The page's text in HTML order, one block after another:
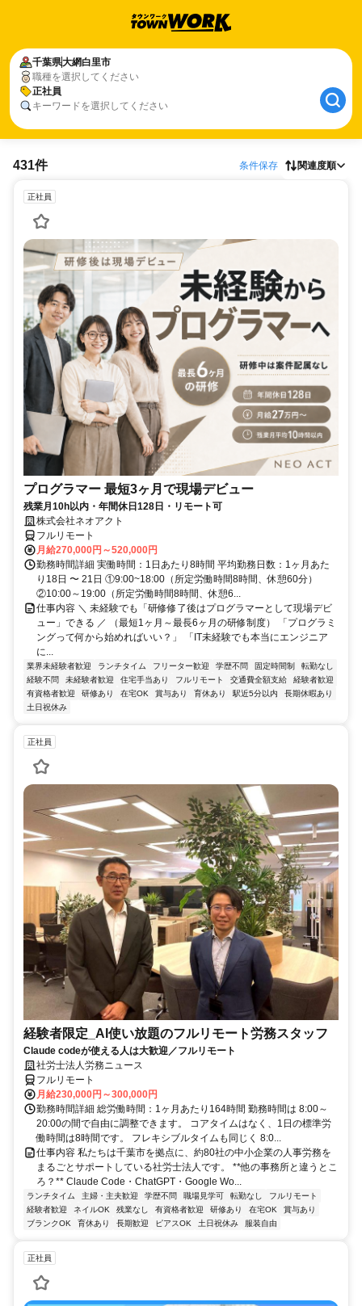
千葉県大網白里市
職種を選択してください
正社員
キーワードを選択してください
431件 条件保存 関連度順
正社員
プログラマー 最短3ヶ月で現場デビュー
残業月10h以内・年間休日128日・リモート可
株式会社ネオアクト
フルリモート
月給270,000円～520,000円
勤務時間詳細 実働時間：1日あたり8時間 平均勤務日数：1ヶ月あた
り18日 〜 21日 ①9:00~18:00（所定労働時間8時間、休憩60分）
②10:00～19:00（所定労働時間8時間、休憩6...
仕事内容 ＼ 未経験でも「研修修了後はプログラマーとして現場デビ
ュー」できる ／ （最短1ヶ月～最長6ヶ月の研修制度） 「プログラミ
ングって何から始めればいい？」 「IT未経験でも本当にエンジニア
に...
業界未経験者歓迎 ランチタイム フリーター歓迎 学歴不問 固定時間制
転勤なし
経験不問
未経験者歓迎 住宅手当あり フルリモート 交通費全額支給
経験者歓迎
有資格者歓迎
研修あり 在宅OK 賞与あり 育休あり 駅近5分以内
長期休暇あり
土日祝休み
正社員
経験者限定_AI使い放題のフルリモート労務スタッフ
Claude codeが使える人は大歓迎／フルリモート
社労士法人労務ニュース
フルリモート
月給230,000円～300,000円
勤務時間詳細 総労働時間：1ヶ月あたり164時間 勤務時間は 8:00～
20:00の間で自由に調整できます。 コアタイムはなく、1日の標準労
働時間は8時間です。 フレキシブルタイムも同じく 8:0...
仕事内容 私たちは千葉市を拠点に、約80社の中小企業の人事労務を
まるごとサポートしている社労士法人です。 **他の事務所と違うとこ
ろ？** Claude Code・ChatGPT・Google Wo...
ランチタイム 主婦・主夫歓迎 学歴不問 職場見学可 転勤なし
フルリモート
経験者歓迎
ネイルOK 残業なし 有資格者歓迎 研修あり 在宅OK
賞与あり
ブランクOK
育休あり 長期歓迎 ピアスOK 土日祝休み 服装自由
正社員